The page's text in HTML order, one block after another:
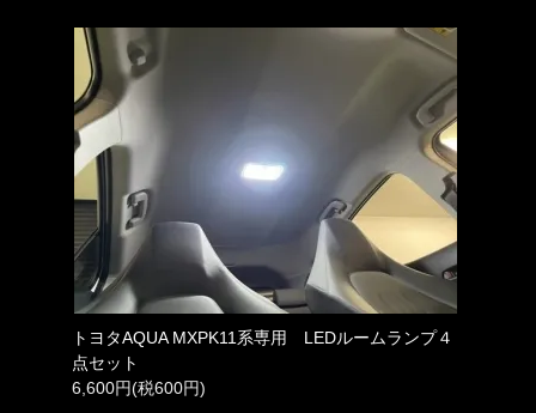
トヨタAQUA MXPK11系専用 LEDルームランプ４
点セット
6,600円(税600円)